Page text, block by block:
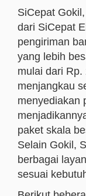
SiCepat
dari SiCepat
pengiriman
yang lebih
mulai dari
menjangkau
menyediakan
paket skala
Selain Gokil,
berbagai
sesuai